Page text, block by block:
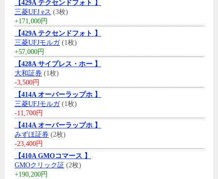
【429A テクセンドフォト 】
三菱UFJ eス (3枚)
+171,000円
【429A テクセンドフォト 】
三菱UFJモルガ(1枚)
+57,000円
【428A サイプレス・ホー 】
大和証券 (1枚)
-3,500円
【414A オーバーラップホ 】
三菱UFJモルガ(1枚)
-11,700円
【414A オーバーラップホ 】
みずほ証券 (2枚)
-23,400円
【410A GMOコマース 】
GMOクリック証 (2枚)
+190,200円